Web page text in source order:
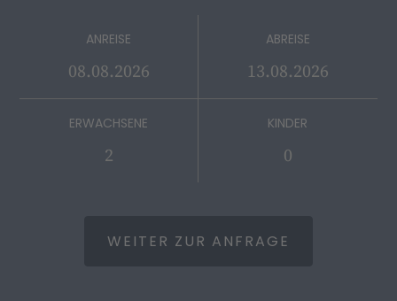
ANREISE ABREISE
ERWACHSENE KINDER
WEITER ZUR ANFRAGE